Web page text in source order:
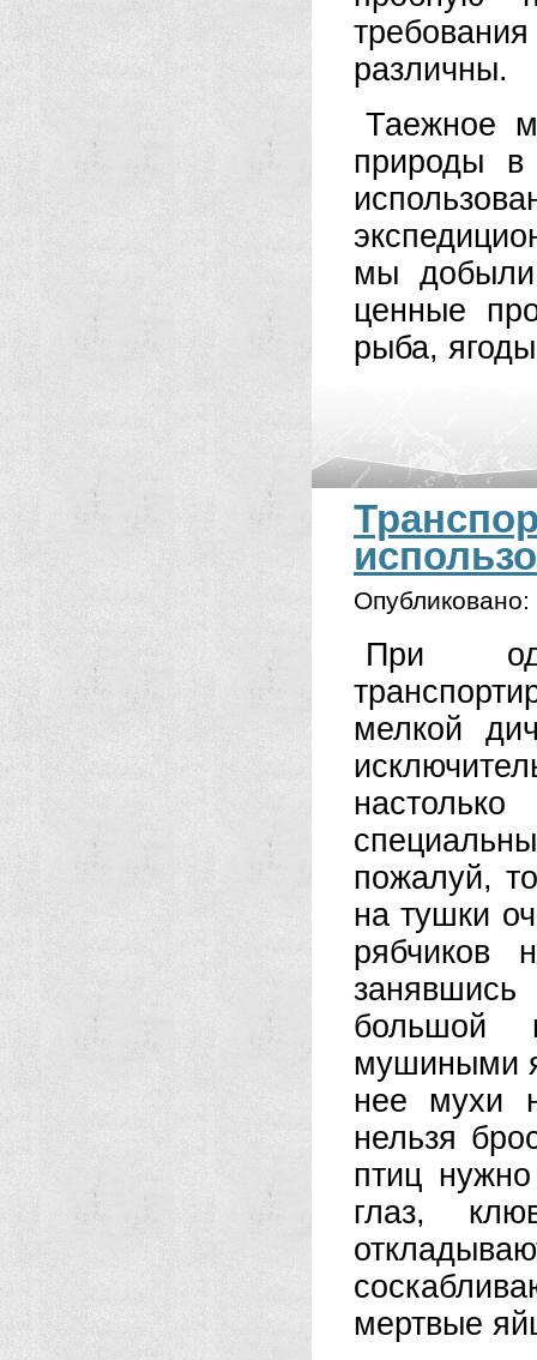
различны.
Таежное
природы в
мы
ценные
рыба,
Опубликовано:
При
мелкой
пожалуй,
на тушки
рябчиков
большой
мушиными
нее мухи
нельзя
птиц
глаз,
мертвые